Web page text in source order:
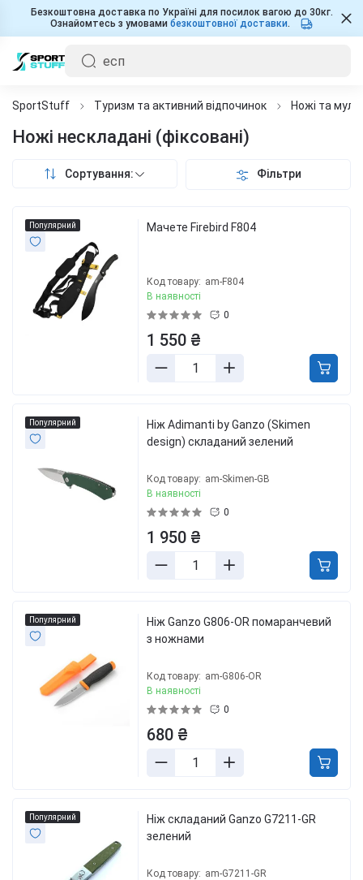
Безкоштовна доставка по Україні для посилок вагою до 30кг.
Ознайомтесь з умовами безкоштовної доставки.
SportStuff Туризм та активний відпочинок Ножі та
Ножі нескладані (фіксовані)
Сортування: Фільтри
Популярний Мачете Firebird F804
Код товару: am-F804
В наявності
0
1 550 ₴
Популярний
Нiж Adimanti by Ganzo (Skimen
design) складаний зелений
Код товару: am-Skimen-GB
В наявності
0
1 950 ₴
Популярний
Ніж Ganzo G806-OR помаранчевий
з ножнами
Код товару: am-G806-OR
В наявності
0
680 ₴
Популярний
Нiж складаний Ganzo G7211-GR
зелений
Код товару: am-G7211-GR